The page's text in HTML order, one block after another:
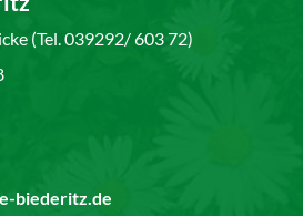
(Tel. 039292/ 603 72)
biederitz.de